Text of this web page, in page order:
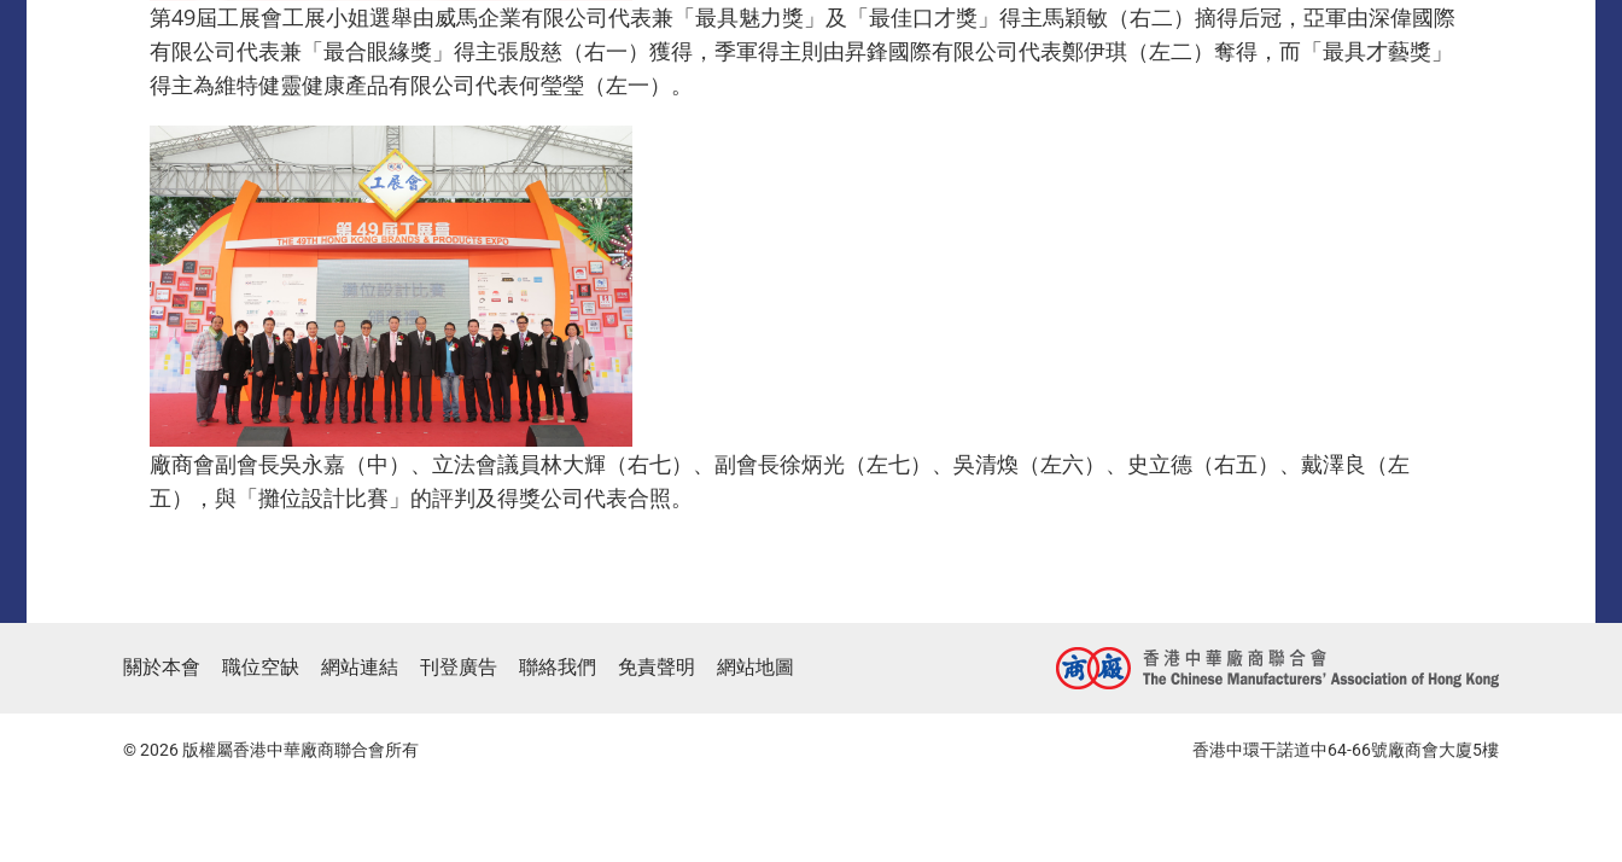
第49屆工展會工展小姐選舉由威馬企業有限公司代表兼「最具魅力獎」及「最佳口才獎」得主馬穎敏（右二）摘得后冠，亞軍由深偉國際
有限公司代表兼「最合眼緣獎」得主張殷慈（右一）獲得，季軍得主則由昇鋒國際有限公司代表鄭伊琪（左二）奪得，而「最具才藝獎」
得主為維特健靈健康產品有限公司代表何瑩瑩（左一）。
廠商會副會長吳永嘉（中）、立法會議員林大輝（右七）、副會長徐炳光（左七）、吳清煥（左六）、史立德（右五）、戴澤良（左
五），與「攤位設計比賽」的評判及得獎公司代表合照。
關於本會 職位空缺 網站連結 刊登廣告 聯絡我們 免責聲明 網站地圖
© 2026 版權屬香港中華廠商聯合會所有 香港中環干諾道中64-66號廠商會大廈5樓